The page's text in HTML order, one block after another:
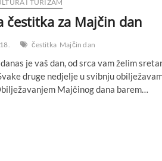
I TURIZAM
čestitka za Majčin dan
čestitka Majčin dan
je vaš dan, od srca vam želim
druge nedjelje u svibnju
Majčinog dana barem…